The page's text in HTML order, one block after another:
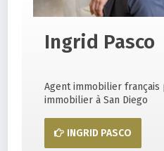
Ingrid Pasco
Agent immobilier
immobilier à San Diego
INGRID PASCO